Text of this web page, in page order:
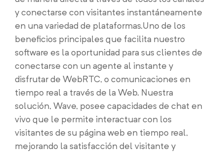
y conectarse con visitantes instantáneamente
en una variedad de plataformas.Uno de los
beneficios principales que facilita nuestro
software es la oportunidad para sus clientes de
conectarse con un agente al instante y
disfrutar de WebRTC, o comunicaciones en
tiempo real a través de la Web. Nuestra
solución, Wave, posee capacidades de chat en
vivo que le permite interactuar con los
visitantes de su página web en tiempo real,
mejorando la satisfacción del visitante y